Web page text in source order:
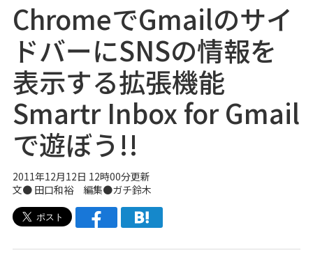
ChromeでGmailのサイ
ドバーにSNSの情報を
表示する拡張機能
Smartr Inbox for Gmail
で遊ぼう!!
2011年12月12日 12時00分更新
文● 田口和裕編集●ガチ鈴木